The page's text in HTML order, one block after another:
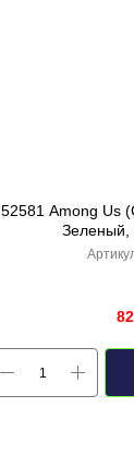
52581 Among Us
Зеленый,
82